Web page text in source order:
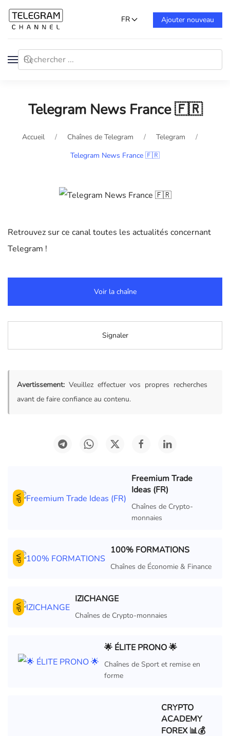
FR Ajouter nouveau
Telegram News France 🇫🇷
Accueil Chaînes de Telegram
Telegram
Telegram News France 🇫🇷
Retrouvez sur ce canal toutes les actualités concernant
Telegram !
Voir la chaîne
Signaler
Avertissement: Veuillez effectuer vos propres recherches
avant de faire confiance au contenu.
VIP
Freemium Trade
Ideas (FR)
Chaînes de Crypto-
monnaies
VIP
100% FORMATIONS
Chaînes de Économie & Finance
VIP
IZICHANGE
Chaînes de Crypto-monnaies
🌟 ÉLITE PRONO 🌟
Chaînes de Sport et remise en
forme
CRYPTO
ACADEMY
FOREX 📊💰